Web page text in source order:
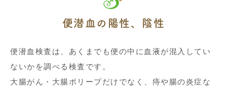
便潜血の陽性、陰性
便潜血検査は、あくまでも便の中に血液が混入してい
ないかを調べる検査です。
大腸がん・大腸ポリープだけでなく、痔や腸の炎症な